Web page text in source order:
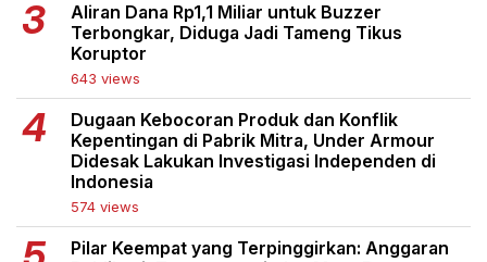
Aliran Dana Rp1,1 Miliar untuk Buzzer
Terbongkar, Diduga Jadi Tameng Tikus
Koruptor
643 views
Dugaan Kebocoran Produk dan Konflik
Kepentingan di Pabrik Mitra, Under Armour
Didesak Lakukan Investigasi Independen di
Indonesia
574 views
Pilar Keempat yang Terpinggirkan: Anggaran